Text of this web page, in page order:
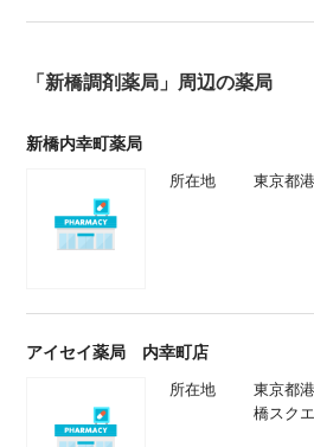
「新橋調剤薬局」周辺の薬局
新橋内幸町薬局
所在地 東京都
アイセイ薬局 内幸町店
所在地
東京都
橋スク